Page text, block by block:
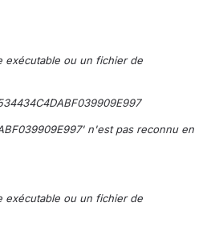
exécutable ou un fichier de
n'est pas reconnu en
exécutable ou un fichier de